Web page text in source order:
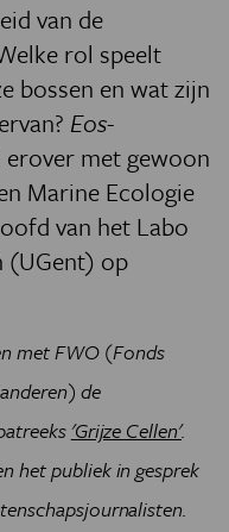
van de
rol speelt
bossen en wat zijn
Eos-
met gewoon
Marine Ecologie
van het Labo
(UGent) op
met FWO (Fonds
de
'Grijze Cellen'.
het publiek in gesprek